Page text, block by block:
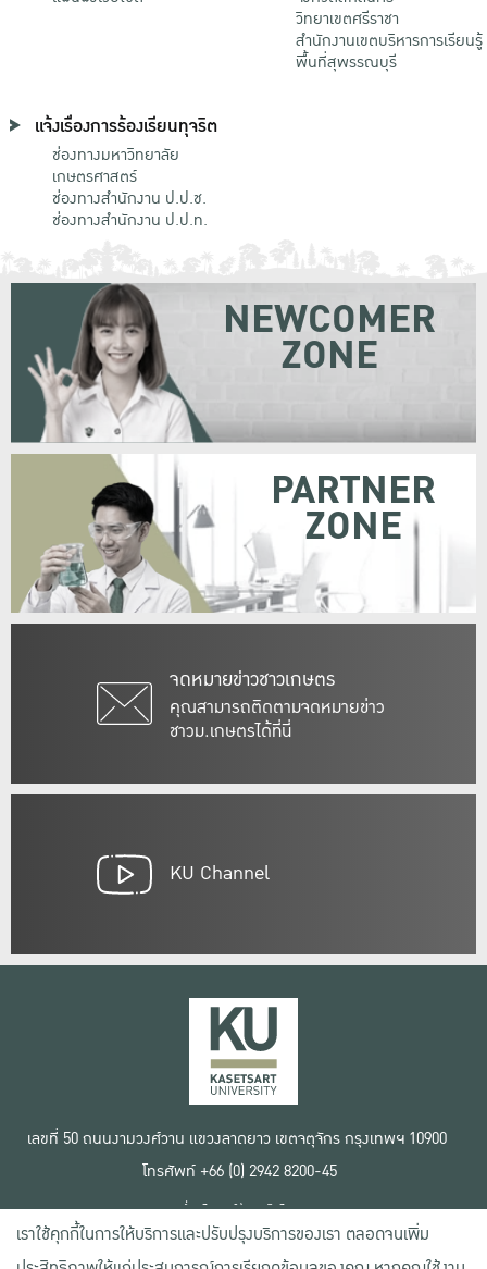
วิทยาเขตศรีราชา
สำนักงานเขตบริหารการเรียนรู้
พื้นที่สุพรรณบุรี
แจ้งเรื่องการร้องเรียนทุจริต
ช่องทางมหาวิทยาลัย
เกษตรศาสตร์
ช่องทางสำนักงาน ป.ป.ช.
ช่องทางสำนักงาน ป.ป.ท.
จดหมายข่าวชาวเกษตร
คุณสามารถติดตามจดหมายข่าว
ชาวม.เกษตรได้ที่นี่
NEWCOMER
ZONE
PARTNER
ZONE
KU Channel
เลขที่ 50 ถนนงามวงศ์วาน แขวงลาดยาว เขตจตุจักร กรุงเทพฯ 10900
โทรศัพท์ +66 (0) 2942 8200-45
เงื่อนไขการใช้งานเว็บไซต์
ข้อตกลงด้านสิทธิ์ใช้งาน
นโยบายความเป็นส่วนตัว
เราใช้คุกกี้ในการให้บริการและปรับปรุงบริการของเรา ตลอดจนเพิ่ม